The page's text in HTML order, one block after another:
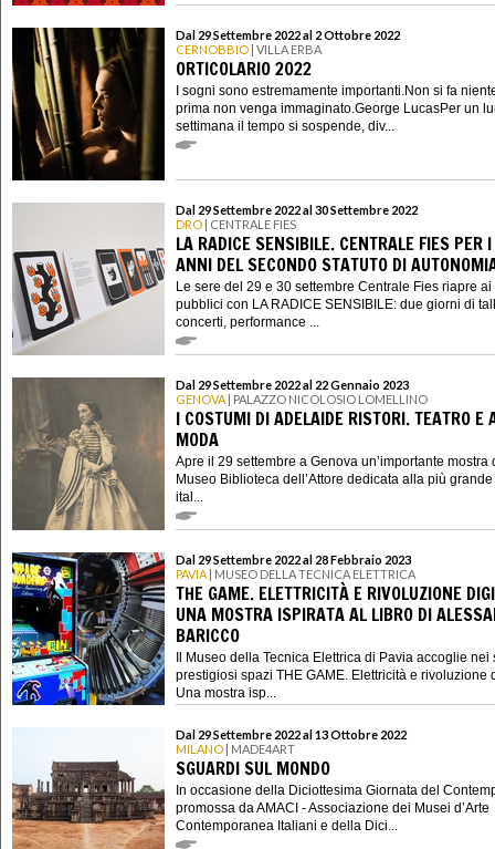
Dal 29 Settembre 2022 al 2 Ottobre 2022
CERNOBBIO | VILLA ERBA
ORTICOLARIO 2022
I sogni sono estremamente importanti.Non si fa
prima non venga immaginato.George LucasPer un
settimana il tempo si sospende, div...
Dal 29 Settembre 2022 al 30 Settembre 2022
DRO | CENTRALE FIES
LA RADICE SENSIBILE. CENTRALE FIES PER
ANNI DEL SECONDO STATUTO DI
Le sere del 29 e 30 settembre Centrale Fies riapre ai
pubblici con LA RADICE SENSIBILE: due giorni di
concerti, performance ...
Dal 29 Settembre 2022 al 22 Gennaio 2023
GENOVA | PALAZZO NICOLOSIO LOMELLINO
I COSTUMI DI ADELAIDE RISTORI. TEATRO E
MODA
Apre il 29 settembre a Genova un’importante mostra
Museo Biblioteca dell’Attore dedicata alla più
ital...
Dal 29 Settembre 2022 al 28 Febbraio 2023
PAVIA | MUSEO DELLA TECNICA ELETTRICA
THE GAME. ELETTRICITÀ E RIVOLUZIONE
UNA MOSTRA ISPIRATA AL LIBRO DI
BARICCO
Il Museo della Tecnica Elettrica di Pavia accoglie nei
prestigiosi spazi THE GAME. Elettricità e rivoluzione
Una mostra isp...
Dal 29 Settembre 2022 al 13 Ottobre 2022
MILANO | MADE4ART
SGUARDI SUL MONDO
In occasione della Diciottesima Giornata del
promossa da AMACI - Associazione dei Musei d’Arte
Contemporanea Italiani e della Dici...